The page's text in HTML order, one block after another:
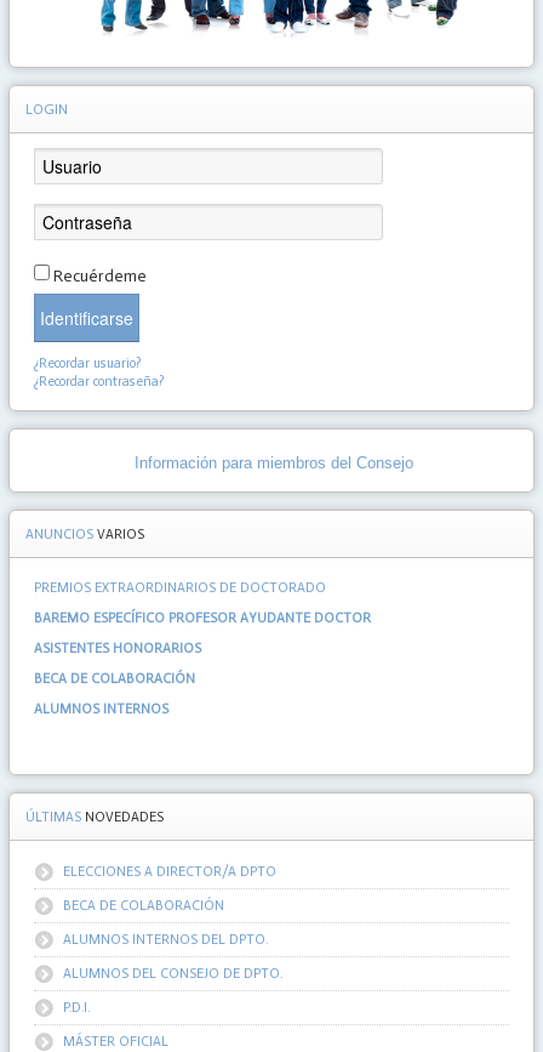
LOGIN
Recuérdeme
Identificarse
¿Recordar usuario?
¿Recordar contraseña?
Información para miembros del Consejo
ANUNCIOS VARIOS
PREMIOS EXTRAORDINARIOS DE DOCTORADO
BAREMO ESPECÍFICO PROFESOR AYUDANTE DOCTOR
ASISTENTES HONORARIOS
BECA DE COLABORACIÓN
ALUMNOS INTERNOS
ÚLTIMAS NOVEDADES
ELECCIONES A DIRECTOR/A DPTO
BECA DE COLABORACIÓN
ALUMNOS INTERNOS DEL DPTO.
ALUMNOS DEL CONSEJO DE DPTO.
P.D.I.
MÁSTER OFICIAL